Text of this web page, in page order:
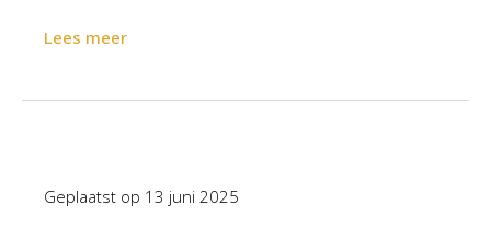
Lees meer
Geplaatst op 13 juni 2025